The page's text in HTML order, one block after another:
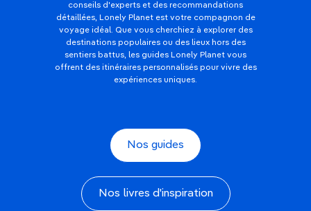
conseils d'experts et des recommandations
détaillées, Lonely Planet est votre compagnon de
voyage idéal. Que vous cherchiez à explorer des
destinations populaires ou des lieux hors des
sentiers battus, les guides Lonely Planet vous
offrent des itinéraires personnalisés pour vivre des
expériences uniques.
Nos guides
Nos livres d'inspiration